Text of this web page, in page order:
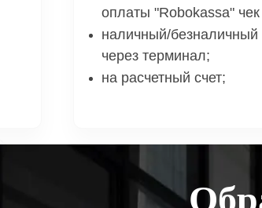
оплаты "Robokassa" чек
наличный/
через терминал;
на расчетный счет;